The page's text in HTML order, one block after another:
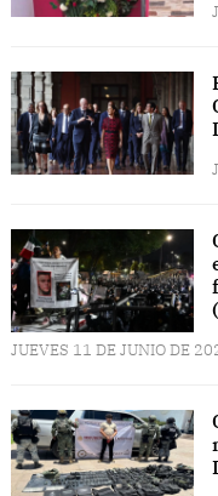
JUEVES 11 DE JUNIO DE